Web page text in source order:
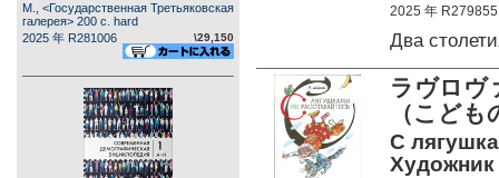
М., <Государственная Третьяковская
галерея> 200 c. hard
2025 年 R281006
\29,150
2025 年 R279855
Два
ラヴロ
（こど
С